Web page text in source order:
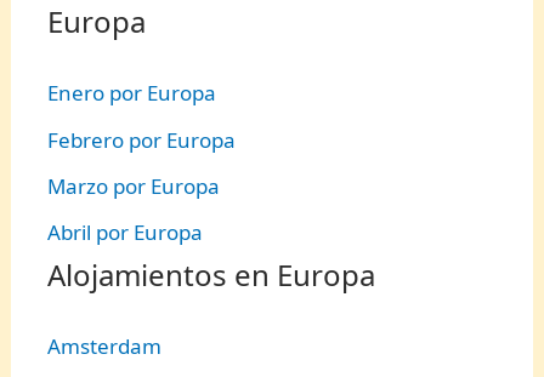
Europa
Enero por Europa
Febrero por Europa
Marzo por Europa
Abril por Europa
Alojamientos en Europa
Amsterdam